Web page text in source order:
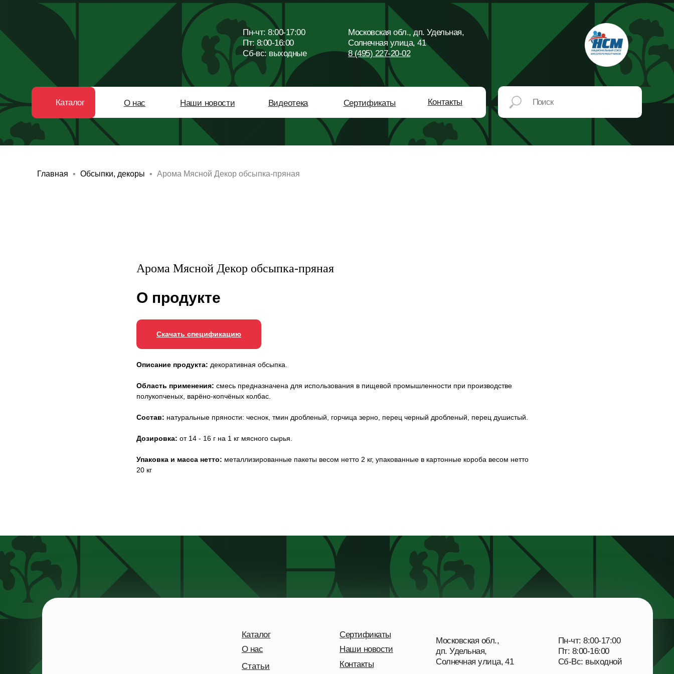
О нас Видеотека Сертификаты
Наши новости Контакты
Каталог
Пн-чт: 8:00-17:00
Пт: 8:00-16:00
Сб-вc: выходные
Московская обл., дп. Удельная,
Солнечная улица, 41
8 (495) 227-20-02
Главная Обсыпки, декоры Арома Мясной Декор обсыпка-пряная
Арома Мясной Декор обсыпка-пряная
О продукте
Скачать спецификацию
Описание продукта: декоративная обсыпка.
Область применения: смесь предназначена для использования в пищевой промышленности при производстве
полукопченых, варёно-копчёных колбас.
Состав: натуральные пряности: чеснок, тмин дробленый, горчица зерно, перец черный дробленый, перец душистый.
Дозировка: от 14 - 16 г на 1 кг мясного сырья.
Упаковка и масса нетто: металлизированные пакеты весом нетто 2 кг, упакованные в картонные короба весом нетто
20 кг
Видеотека
Контакты
Статьи